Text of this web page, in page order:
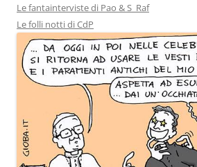
Le fantainterviste di Pao & S_Raf
Le folli notti di CdP